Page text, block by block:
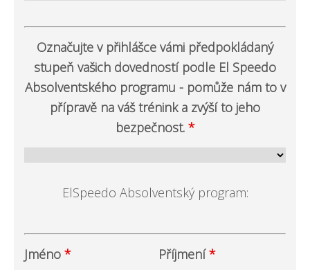
Označujte v přihlášce vámi předpokládaný
stupeň vašich dovedností podle El Speedo
Absolventského programu - pomůže nám to v
přípravě na váš trénink a zvýší to jeho
bezpečnost. *
ElSpeedo Absolventský program:
Jméno * Příjmení*